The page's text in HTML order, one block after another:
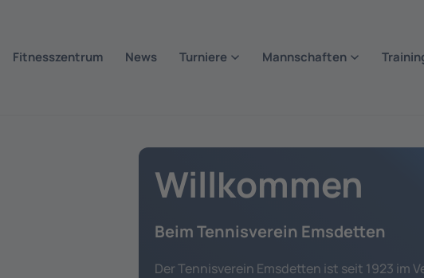
Fitnesszentrum News Turniere Mannschaften
Willkommen
Beim Tennisverein Emsdetten
Der Tennisverein Emsdetten ist seit 1923 im